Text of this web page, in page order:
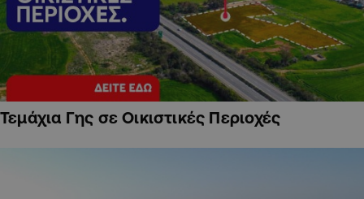
Τεμάχια Γης σε Οικιστικές Περιοχές